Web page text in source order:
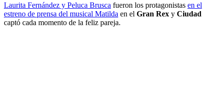
Laurita Fernández y Peluca Brusca fueron los protagonistas en el
estreno de prensa del musical Matilda en el Gran Rex y Ciudad
captó cada momento de la feliz pareja.